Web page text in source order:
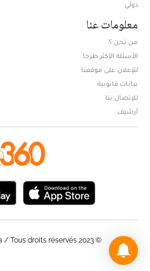
دولي
معلومات عنا
من نحن ؟
الأسئلة الأكثر طرحا
للإعلان على موقعنا
بيانات قانونية
للإتصال بنا
أرشيف
© Web News / le360.ma / Tous droits réservés 2023